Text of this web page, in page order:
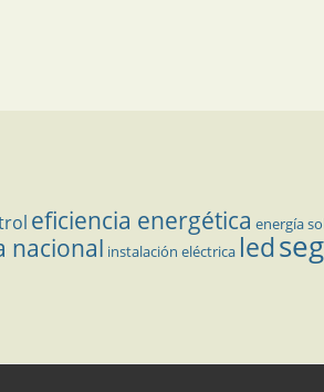
eficiencia energética energía
nacional instalación eléctrica led